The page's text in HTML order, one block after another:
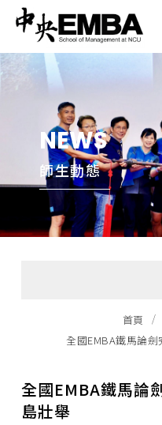
NEWS
師生動態
首頁
全國EMBA鐵馬論
全國EMBA鐵馬論
島壯舉